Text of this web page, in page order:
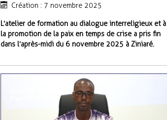
Création : 7 novembre 2025
L’atelier de formation au dialogue interreligieux et à
la promotion de la paix en temps de crise a pris fin
dans l’après-midi du 6 novembre 2025 à Ziniaré.